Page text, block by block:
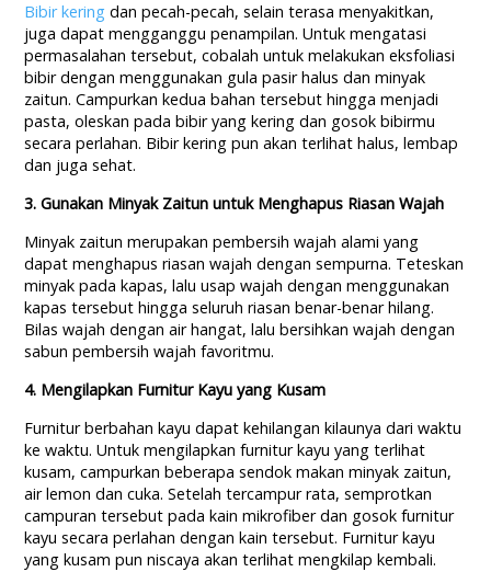
Bibir kering dan pecah-pecah, selain terasa menyakitkan,
juga dapat mengganggu penampilan. Untuk mengatasi
permasalahan tersebut, cobalah untuk melakukan eksfoliasi
bibir dengan menggunakan gula pasir halus dan minyak
zaitun. Campurkan kedua bahan tersebut hingga menjadi
pasta, oleskan pada bibir yang kering dan gosok bibirmu
secara perlahan. Bibir kering pun akan terlihat halus, lembap
dan juga sehat.
3. Gunakan Minyak Zaitun untuk Menghapus Riasan Wajah
Minyak zaitun merupakan pembersih wajah alami yang
dapat menghapus riasan wajah dengan sempurna. Teteskan
minyak pada kapas, lalu usap wajah dengan menggunakan
kapas tersebut hingga seluruh riasan benar-benar hilang.
Bilas wajah dengan air hangat, lalu bersihkan wajah dengan
sabun pembersih wajah favoritmu.
4. Mengilapkan Furnitur Kayu yang Kusam
Furnitur berbahan kayu dapat kehilangan kilaunya dari waktu
ke waktu. Untuk mengilapkan furnitur kayu yang terlihat
kusam, campurkan beberapa sendok makan minyak zaitun,
air lemon dan cuka. Setelah tercampur rata, semprotkan
campuran tersebut pada kain mikrofiber dan gosok furnitur
kayu secara perlahan dengan kain tersebut. Furnitur kayu
yang kusam pun niscaya akan terlihat mengkilap kembali.